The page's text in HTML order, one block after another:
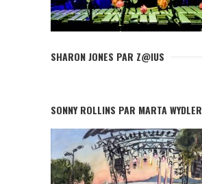
SHARON JONES PAR Z@IUS
SONNY ROLLINS PAR MARTA WYDLER